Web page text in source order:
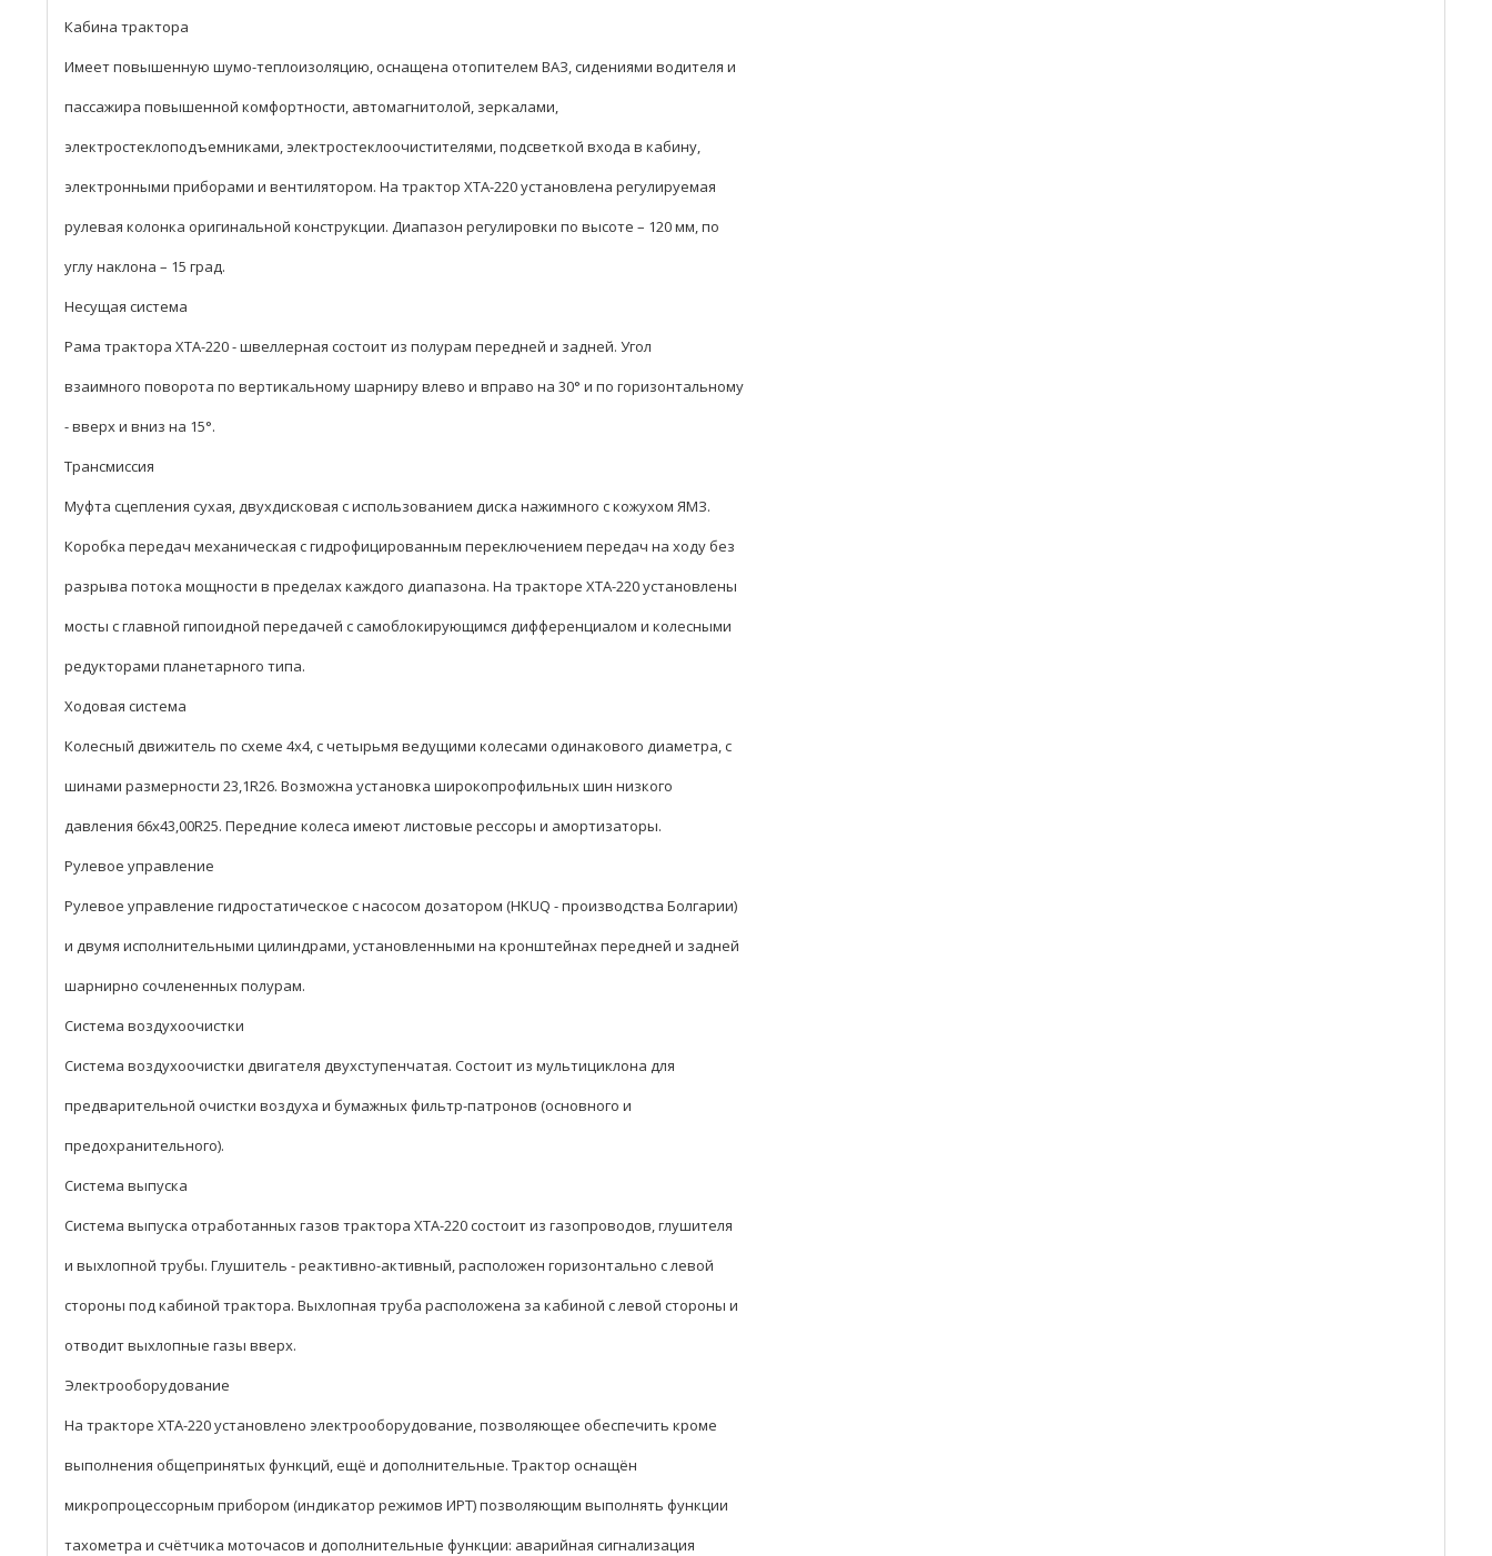
Кабина трактора
Имеет повышенную шумо-теплоизоляцию, оснащена отопителем ВАЗ, сидениями водителя и
пассажира повышенной комфортности, автомагнитолой, зеркалами,
электростеклоподъемниками, электростеклоочистителями, подсветкой входа в кабину,
электронными приборами и вентилятором. На трактор ХТА-220 установлена регулируемая
рулевая колонка оригинальной конструкции. Диапазон регулировки по высоте – 120 мм, по
углу наклона – 15 град.
Несущая система
Рама трактора ХТА-220 - швеллерная состоит из полурам передней и задней. Угол
взаимного поворота по вертикальному шарниру влево и вправо на 30° и по горизонтальному
- вверх и вниз на 15°.
Трансмиссия
Муфта сцепления сухая, двухдисковая с использованием диска нажимного с кожухом ЯМЗ.
Коробка передач механическая с гидрофицированным переключением передач на ходу без
разрыва потока мощности в пределах каждого диапазона. На тракторе ХТА-220 установлены
мосты с главной гипоидной передачей с самоблокирующимся дифференциалом и колесными
редукторами планетарного типа.
Ходовая система
Колесный движитель по схеме 4х4, с четырьмя ведущими колесами одинакового диаметра, с
шинами размерности 23,1R26. Возможна установка широкопрофильных шин низкого
давления 66х43,00R25. Передние колеса имеют листовые рессоры и амортизаторы.
Рулевое управление
Рулевое управление гидростатическое с насосом дозатором (HKUQ - производства Болгарии)
и двумя исполнительными цилиндрами, установленными на кронштейнах передней и задней
шарнирно сочлененных полурам.
Система воздухоочистки
Система воздухоочистки двигателя двухступенчатая. Состоит из мультициклона для
предварительной очистки воздуха и бумажных фильтр-патронов (основного и
предохранительного).
Система выпуска
Система выпуска отработанных газов трактора ХТА-220 состоит из газопроводов, глушителя
и выхлопной трубы. Глушитель - реактивно-активный, расположен горизонтально с левой
стороны под кабиной трактора. Выхлопная труба расположена за кабиной с левой стороны и
отводит выхлопные газы вверх.
Электрооборудование
На тракторе ХТА-220 установлено электрооборудование, позволяющее обеспечить кроме
выполнения общепринятых функций, ещё и дополнительные. Трактор оснащён
микропроцессорным прибором (индикатор режимов ИРТ) позволяющим выполнять функции
тахометра и счётчика моточасов и дополнительные функции: аварийная сигнализация